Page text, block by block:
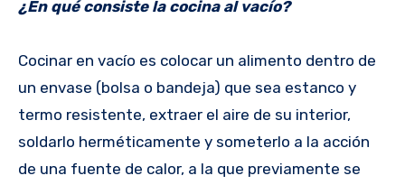
¿En qué consiste la cocina al vacío?
Cocinar en vacío es colocar un alimento dentro de
un envase (bolsa o bandeja) que sea estanco y
termo resistente, extraer el aire de su interior,
soldarlo herméticamente y someterlo a la acción
de una fuente de calor, a la que previamente se